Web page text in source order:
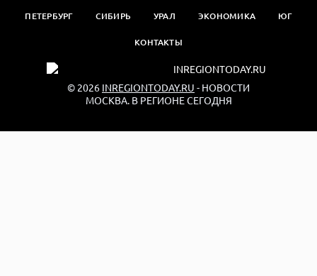
ПЕТЕРБУРГ СИБИРЬ УРАЛ ЭКОНОМИКА ЮГ
КОНТАКТЫ
© 2026 INREGIONTODAY.RU - НОВОСТИ
МОСКВА. В РЕГИОНЕ СЕГОДНЯ